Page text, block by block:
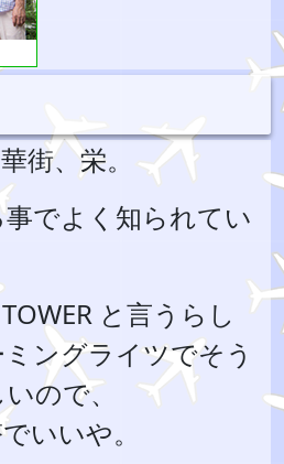
街、栄。
でよく知られてい
と言うらし
ングライツでそう
ので、
いいや。